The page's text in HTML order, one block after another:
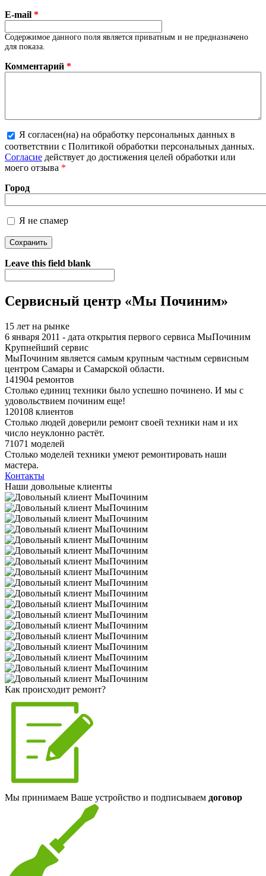
E-mail *
Содержимое данного поля является приватным и не предназначено
для показа.
Комментарий *
Более подробная информация о текстовых форматах
Я согласен(на) на обработку персональных данных в
соответствии с Политикой обработки персональных данных.
Согласие действует до достижения целей обработки или
моего отзыва *
Город
Я не спамер
Я спамер
Leave this field blank
Сервисный центр «Мы Починим»
15 лет на рынке
6 января 2011 - дата открытия первого сервиса МыПочиним
Крупнейший сервис
МыПочиним является самым крупным частным сервисным
центром Самары и Самарской области.
141904 ремонтов
Столько единиц техники было успешно починено. И мы с
удовольствием починим еще!
120108 клиентов
Столько людей доверили ремонт своей техники нам и их
число неуклонно растёт.
71071 моделей
Столько моделей техники умеют ремонтировать наши
мастера.
Контакты
Наши довольные клиенты
Как происходит ремонт?
Мы принимаем Ваше устройство и подписываем договор